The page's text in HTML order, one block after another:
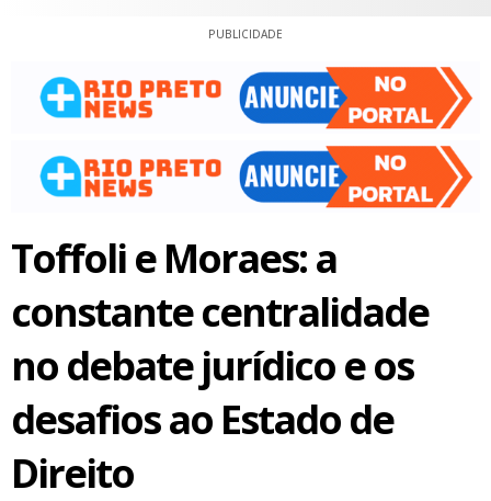
PUBLICIDADE
Toffoli e Moraes: a
constante centralidade
no debate jurídico e os
desafios ao Estado de
Direito